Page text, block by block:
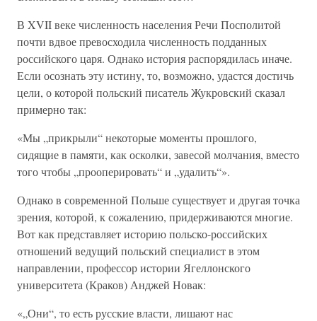
В XVII веке численность населения Речи Посполитой
почти вдвое превосходила численность подданных
российского царя. Однако история распорядилась иначе.
Если осознать эту истину, то, возможно, удастся достичь
цели, о которой польский писатель Жукровский сказал
примерно так:
«Мы „прикрыли“ некоторые моменты прошлого,
сидящие в памяти, как осколки, завесой молчания, вместо
того чтобы „прооперировать“ и „удалить“».
Однако в современной Польше существует и другая точка
зрения, которой, к сожалению, придерживаются многие.
Вот как представляет историю польско-российских
отношений ведущий польский специалист в этом
направлении, профессор истории Ягеллонского
университета (Краков) Анджей Новак:
«„Они“, то есть русские власти, лишают нас